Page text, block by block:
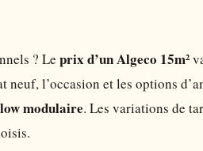
? Le prix d’un Algeco 15m²
l’occasion et les options
modulaire. Les variations de